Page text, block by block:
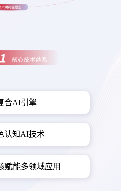
合AI引擎
认知AI技术
赋能多领域应用